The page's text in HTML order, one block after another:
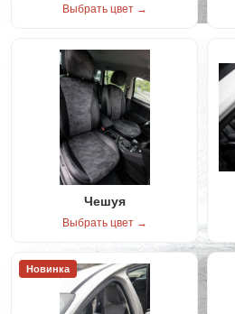
Выбрать цвет →
Чешуя
Выбрать цвет →
Новинка